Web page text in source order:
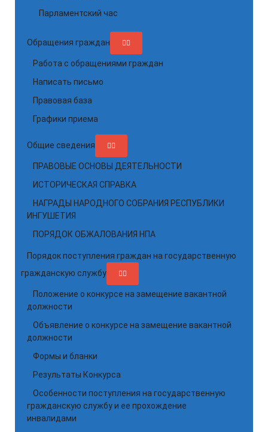
Парламентский час
Обращения граждан
Работа с обращениями граждан
Написать письмо
Правовая база
Графики приема
Общие сведения
ПРАВОВЫЕ ОСНОВЫ ДЕЯТЕЛЬНОСТИ
ИСТОРИЧЕСКАЯ СПРАВКА
НАГРАДЫ НАРОДНОГО СОБРАНИЯ РЕСПУБЛИКИ
ИНГУШЕТИЯ
ПОРЯДОК ОБЖАЛОВАНИЯ НПА
Порядок поступления граждан на государственную
гражданскую службу
Положение о конкурсе на замещение вакантной
должности
Объявление о конкурсе на замещение вакантной
должности
Формы и бланки
Результаты Конкурса
Особенности поступления на государственную
гражданскую службу и ее прохождение
инвалидами